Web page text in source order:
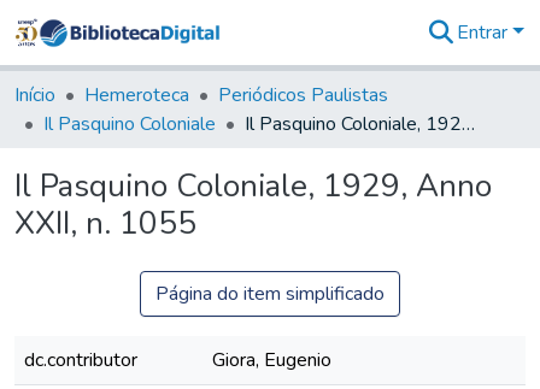
&
Coleções
Tudo na
Digital
Entrar
Início Hemeroteca
Periódicos Paulistas
Il Pasquino Coloniale
Il Pasquino Coloniale, 1929, Anno XXII, n. 1055
Il Pasquino Coloniale, 1929, Anno
XXII, n. 1055
Página do item simplificado
dc.contributor
Giora, Eugenio